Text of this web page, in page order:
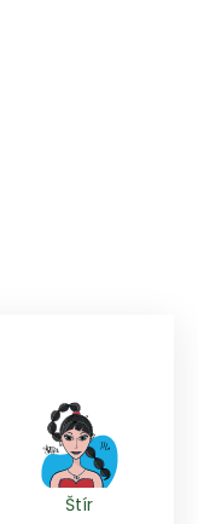
Štír